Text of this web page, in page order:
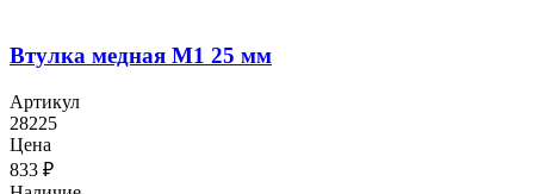
Втулка медная М1 25 мм
Артикул
28225
Цена
833 ₽